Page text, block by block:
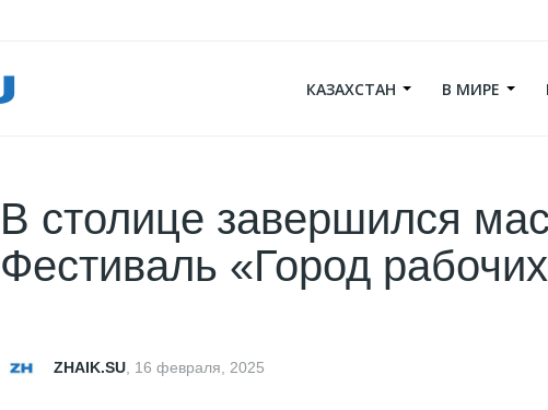
КАЗАХСТАН В МИРЕ
В столице завершился
Фестиваль «Город
ZHAIK.SU, 16 февраля, 2025